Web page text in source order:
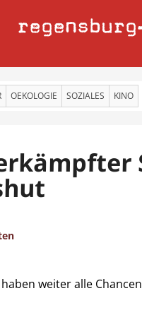
regensburg
OEKOLOGIE SOZIALES KINO
weiter alle